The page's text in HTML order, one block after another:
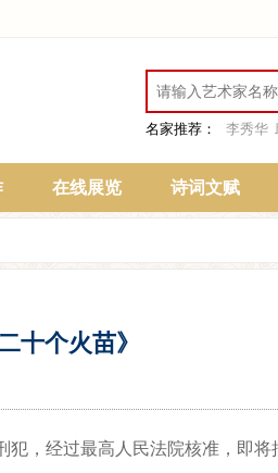
名家推荐： 李秀华
在线展览 诗词文赋
十个火苗》
，经过最高人民法院核准，即将